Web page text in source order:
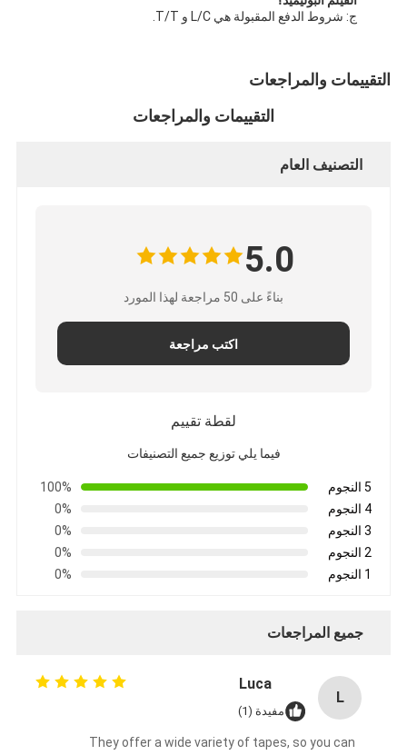
ج: شروط الدفع المقبولة هي L/C و T/T.
التقييمات والمراجعات
التقييمات والمراجعات
التصنيف العام
5.0
بناءً على 50 مراجعة لهذا المورد
اكتب مراجعة
لقطة تقييم
فيما يلي توزيع جميع التصنيفات
5 النجوم
100%
4 النجوم
0%
3 النجوم
0%
2 النجوم
0%
1 النجوم
0%
جميع المراجعات
L
Luca
مفيدة (1)
They offer a wide variety of tapes, so you can